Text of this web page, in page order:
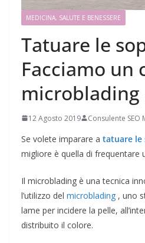
MEDICINA, SALUTE E BENESSERE
Tatuare le
Facciamo un
microblading
12 Agosto 2019 Consulente
Se volete imparare a tatuare le
migliore è quella di frequentare
Il microblading è una tecnica
l’utilizzo del microblading , uno
lame per incidere la pelle,
distribuito il colore.